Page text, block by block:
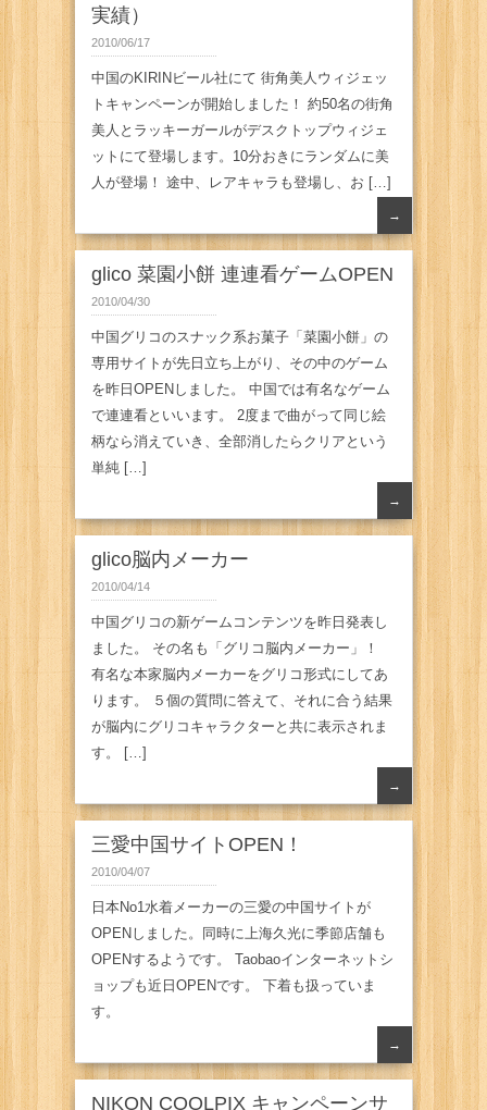
実績）
2010/06/17
中国のKIRINビール社にて 街角美人ウィジェッ
トキャンペーンが開始しました！ 約50名の街角
美人とラッキーガールがデスクトップウィジェ
ットにて登場します。10分おきにランダムに美
人が登場！ 途中、レアキャラも登場し、お […]
→
glico 菜園小餅 連連看ゲームOPEN
2010/04/30
中国グリコのスナック系お菓子「菜園小餅」の
専用サイトが先日立ち上がり、その中のゲーム
を昨日OPENしました。 中国では有名なゲーム
で連連看といいます。 2度まで曲がって同じ絵
柄なら消えていき、全部消したらクリアという
単純 […]
→
glico脳内メーカー
2010/04/14
中国グリコの新ゲームコンテンツを昨日発表し
ました。 その名も「グリコ脳内メーカー」！
有名な本家脳内メーカーをグリコ形式にしてあ
ります。 ５個の質問に答えて、それに合う結果
が脳内にグリコキャラクターと共に表示されま
す。 […]
→
三愛中国サイトOPEN！
2010/04/07
日本No1水着メーカーの三愛の中国サイトが
OPENしました。同時に上海久光に季節店舗も
OPENするようです。 Taobaoインターネットシ
ョップも近日OPENです。 下着も扱っていま
す。
→
NIKON COOLPIX キャンペーンサ